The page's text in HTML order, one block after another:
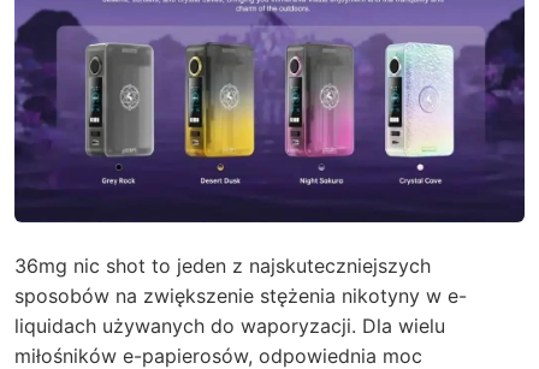
36mg nic shot to jeden z najskuteczniejszych
sposobów na zwiększenie stężenia nikotyny w e-
liquidach używanych do waporyzacji. Dla wielu
miłośników e-papierosów, odpowiednia moc